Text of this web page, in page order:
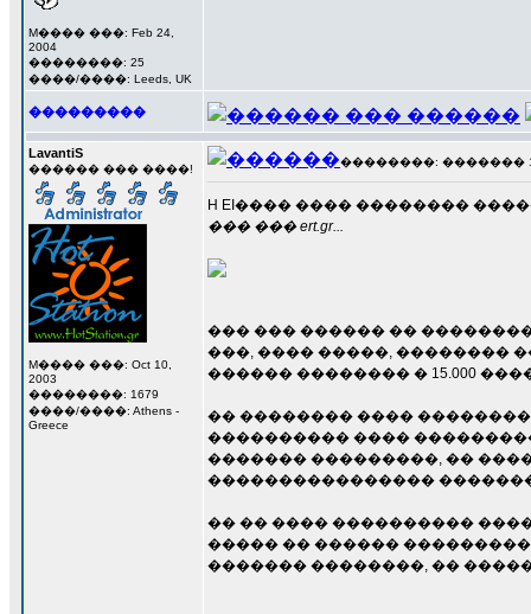
M���� ���: Feb 24,
2004
��������: 25
����/����: Leeds, UK
���������
LavantiS
������ ��� ����!
M���� ���: Oct 10,
2003
��������: 1679
����/����: Athens -
Greece
��������: ������� 10
H EI���� ���� ��������
��� ��� ert.gr...
��� ��� ������ ��
���, ���� �����, ��������
������ �������� � 15.000
�� �������� ����
���������� ����
������� ���������, ��
����������������
�� �� ���� ����������
����� �� ������
������� ��������, ��